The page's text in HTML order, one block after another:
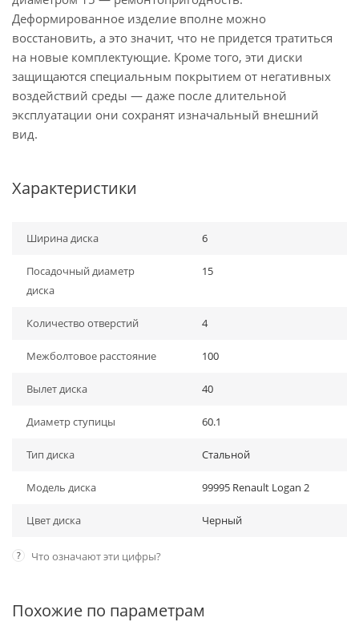
Деформированное изделие вполне можно
восстановить, а это значит, что не придется тратиться
на новые комплектующие. Кроме того, эти диски
защищаются специальным покрытием от негативных
воздействий среды — даже после длительной
эксплуатации они сохранят изначальный внешний
вид.
Характеристики
Ширина диска 6
Посадочный диаметр
диска
15
Количество отверстий 4
Межболтовое расстояние 100
Вылет диска 40
Диаметр ступицы 60.1
Тип диска Стальной
Модель диска 99995 Renault Logan 2
Цвет диска Черный
? Что означают эти цифры?
Похожие по параметрам